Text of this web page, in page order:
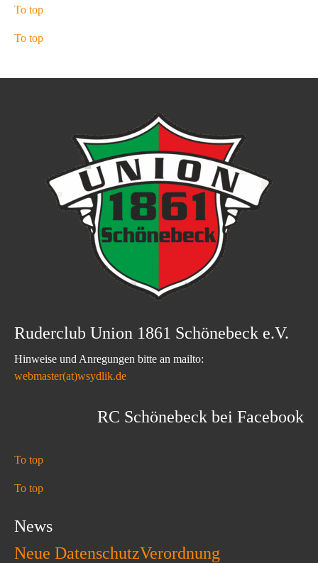
To top
To top
Ruderclub Union 1861 Schönebeck e.V.
Hinweise und Anregungen bitte an mailto:
webmaster(at)wsydlik.de
RC Schönebeck bei Facebook
To top
To top
News
Neue DatenschutzVerordnung